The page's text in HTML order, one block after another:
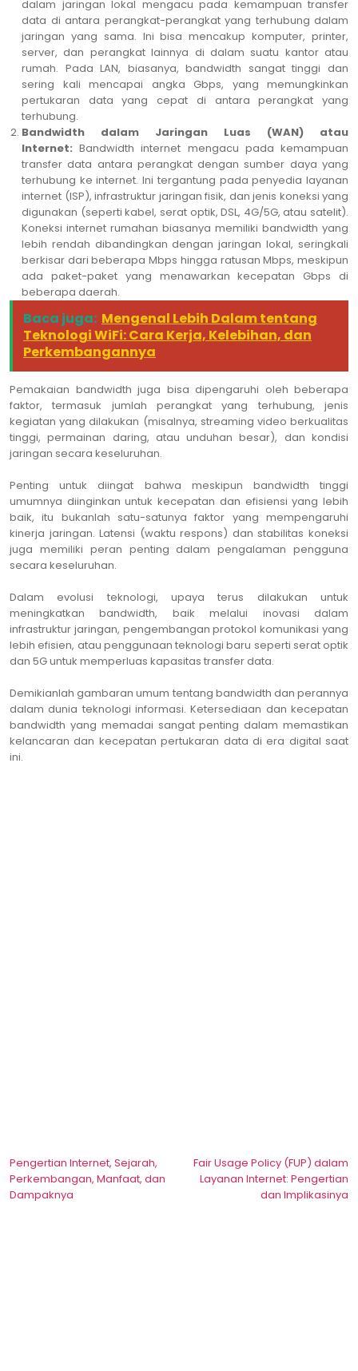
dalam jaringan lokal mengacu pada kemampuan transfer
data di antara perangkat-perangkat yang terhubung dalam
jaringan yang sama. Ini bisa mencakup komputer, printer,
server, dan perangkat lainnya di dalam suatu kantor atau
rumah. Pada LAN, biasanya, bandwidth sangat tinggi dan
sering kali mencapai angka Gbps, yang memungkinkan
pertukaran data yang cepat di antara perangkat yang
terhubung.
Bandwidth dalam Jaringan Luas (WAN) atau
Internet: Bandwidth internet mengacu pada kemampuan
transfer data antara perangkat dengan sumber daya yang
terhubung ke internet. Ini tergantung pada penyedia layanan
internet (ISP), infrastruktur jaringan fisik, dan jenis koneksi yang
digunakan (seperti kabel, serat optik, DSL, 4G/5G, atau satelit).
Koneksi internet rumahan biasanya memiliki bandwidth yang
lebih rendah dibandingkan dengan jaringan lokal, seringkali
berkisar dari beberapa Mbps hingga ratusan Mbps, meskipun
ada paket-paket yang menawarkan kecepatan Gbps di
beberapa daerah.
Baca juga: Mengenal Lebih Dalam tentang
Teknologi WiFi: Cara Kerja, Kelebihan, dan
Perkembangannya
Pemakaian bandwidth juga bisa dipengaruhi oleh beberapa
faktor, termasuk jumlah perangkat yang terhubung, jenis
kegiatan yang dilakukan (misalnya, streaming video berkualitas
tinggi, permainan daring, atau unduhan besar), dan kondisi
jaringan secara keseluruhan.
Penting untuk diingat bahwa meskipun bandwidth tinggi
umumnya diinginkan untuk kecepatan dan efisiensi yang lebih
baik, itu bukanlah satu-satunya faktor yang mempengaruhi
kinerja jaringan. Latensi (waktu respons) dan stabilitas koneksi
juga memiliki peran penting dalam pengalaman pengguna
secara keseluruhan.
Dalam evolusi teknologi, upaya terus dilakukan untuk
meningkatkan bandwidth, baik melalui inovasi dalam
infrastruktur jaringan, pengembangan protokol komunikasi yang
lebih efisien, atau penggunaan teknologi baru seperti serat optik
dan 5G untuk memperluas kapasitas transfer data.
Demikianlah gambaran umum tentang bandwidth dan perannya
dalam dunia teknologi informasi. Ketersediaan dan kecepatan
bandwidth yang memadai sangat penting dalam memastikan
kelancaran dan kecepatan pertukaran data di era digital saat
ini.
Post
navigation
Pengertian Internet, Sejarah,
Perkembangan, Manfaat, dan
Dampaknya
Fair Usage Policy (FUP) dalam
Layanan Internet: Pengertian
dan Implikasinya